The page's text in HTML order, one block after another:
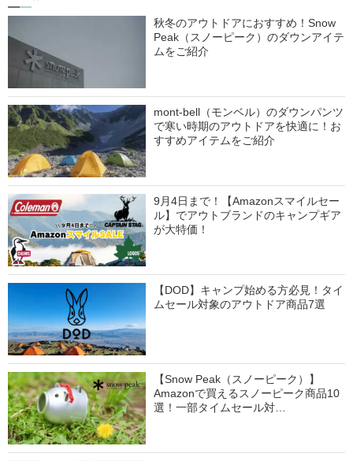
秋冬のアウトドアにおすすめ！Snow
Peak（スノーピーク）のダウンアイテ
ムをご紹介
mont-bell（モンベル）のダウンパンツ
で寒い時期のアウトドアを快適に！お
すすめアイテムをご紹介
9月4日まで！【Amazonスマイルセー
ル】でアウトブランドのキャンプギア
が大特価！
【DOD】キャンプ始める方必見！タイ
ムセール対象のアウトドア商品7選
【Snow Peak（スノーピーク）】
Amazonで買えるスノーピーク商品10
選！一部タイムセール対…